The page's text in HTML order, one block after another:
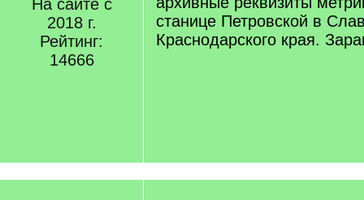
На сайте с
2018 г.
Рейтинг:
14666
станице Петровской в
Краснодарского края.